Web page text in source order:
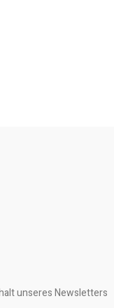
unseres Newsletters